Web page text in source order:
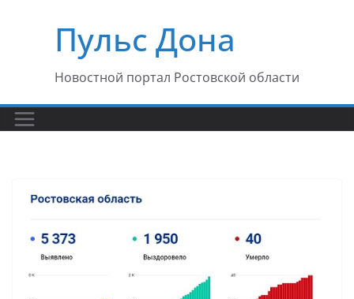
содержимомуПульс Дона
Новостной портал Ростовской области